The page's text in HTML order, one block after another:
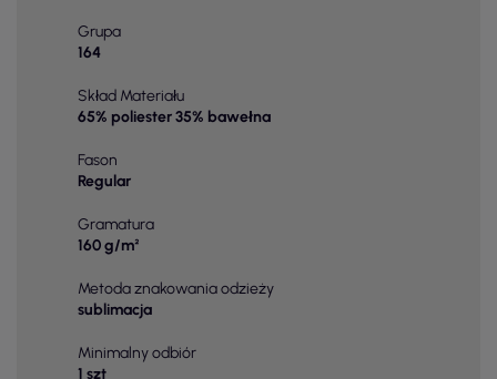
Grupa
164
Skład Materiału
65% poliester 35% bawełna
Fason
Regular
Gramatura
160 g/m²
Metoda znakowania odzieży
sublimacja
Minimalny odbiór
1 szt